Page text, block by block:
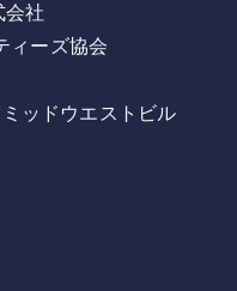
会社
ィーズ協会
ッドウエストビル